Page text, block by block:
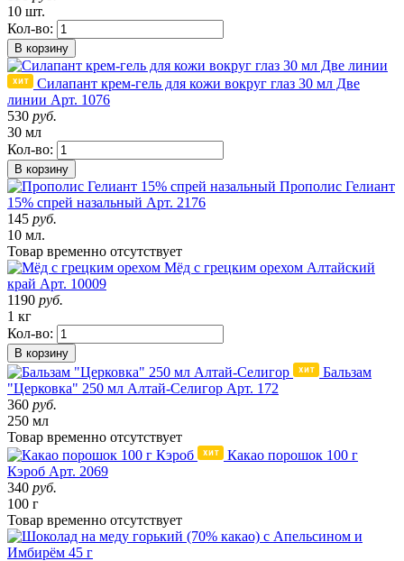
10 шт.
Кол-во:
В корзину
Силапант крем-гель для кожи вокруг глаз 30 мл Две
линии Арт. 1076
530 руб.
30 мл
Кол-во:
В корзину
Прополис Гелиант
15% спрей назальный Арт. 2176
145 руб.
10 мл.
Товар временно отсутствует
Мёд с грецким орехом Алтайский
край Арт. 10009
1190 руб.
1 кг
Кол-во:
В корзину
Бальзам
"Церковка" 250 мл Алтай-Селигор Арт. 172
360 руб.
250 мл
Товар временно отсутствует
Какао порошок 100 г
Кэроб Арт. 2069
340 руб.
100 г
Товар временно отсутствует